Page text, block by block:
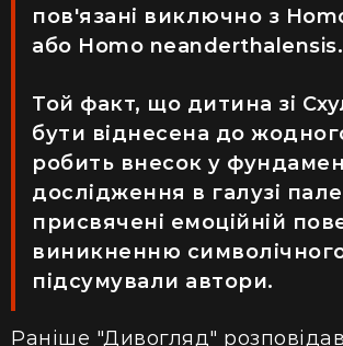
пов'язані виключно з
або Homo neanderthalensis.
Той факт, що дитина зі
бути віднесена до
робить внесок у
дослідження в галузі
присвячені емоційній
виникненню
підсумували автори.
Раніше "Дивогляд"